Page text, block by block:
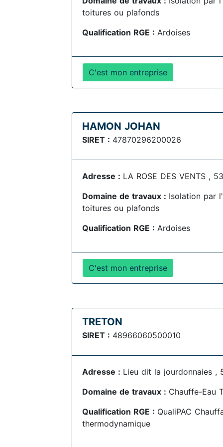
toitures ou plafonds
Qualification RGE : Ardoises
C'est mon entreprise
HAMON JOHAN
SIRET : 47870296200026
Adresse : LA ROSE DES VENTS ,
Domaine de travaux : Isolation par
toitures ou plafonds
Qualification RGE : Ardoises
C'est mon entreprise
TRETON
SIRET : 48966060500010
Adresse : Lieu dit la jourdonnaies ,
Domaine de travaux : Chauffe-Eau
Qualification RGE : QualiPAC
thermodynamique